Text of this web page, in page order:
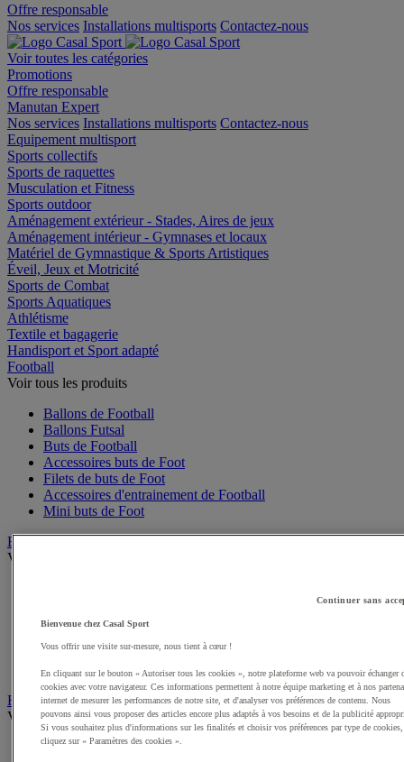
Offre responsable
Nos services Installations multisports Contactez-nous
Voir toutes les catégories
Promotions
Offre responsable
Manutan Expert
Nos services Installations multisports Contactez-nous
Equipement multisport
Sports collectifs
Sports de raquettes
Musculation et Fitness
Sports outdoor
Aménagement extérieur - Stades, Aires de jeux
Aménagement intérieur - Gymnases et locaux
Matériel de Gymnastique & Sports Artistiques
Éveil, Jeux et Motricité
Sports de Combat
Sports Aquatiques
Athlétisme
Textile et bagagerie
Handisport et Sport adapté
Football
Voir tous les produits
Ballons de Football
Ballons Futsal
Buts de Football
Accessoires buts de Foot
Filets de buts de Foot
Accessoires d'entrainement de Football
Mini buts de Foot
Basketball
Voir tous les produits
Filets, cercles de Basket pour paniers
Accessoires terrain de Basket
Paniers de Basket, buts de Basket
Handball
Voir tous les produits
Ballons de Handball
Continuer sans
Bienvenue chez Casal Sport
Vous offrir une visite sur-mesure, nous tient à cœur !
En cliquant sur le bouton « Autoriser tous les cookies », notre plateforme web va pouvoir échanger
cookies avec votre navigateur. Ces informations permettent à notre équipe marketing et à nos
internet de mesurer les performances de notre site, et d'analyser vos préférences de contenu. Nous
pouvons ainsi vous proposer des articles encore plus adaptés à vos besoins et de la publicité
Si vous souhaitez plus d'informations sur les finalités et choisir vos préférences par type de cookies,
cliquez sur « Paramètres des cookies ».